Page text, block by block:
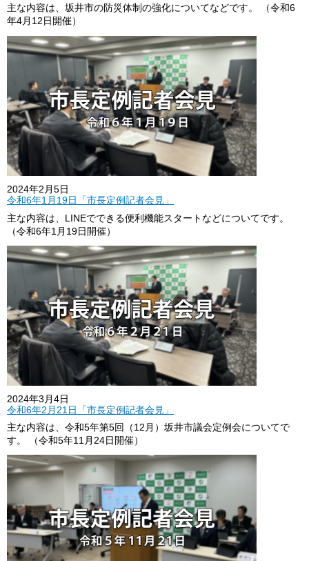
主な内容は、坂井市の防災体制の強化についてなどです。 （令和6
年4月12日開催）
2024年2月5日
令和6年1月19日「市長定例記者会見」
主な内容は、LINEでできる便利機能スタートなどについてです。
（令和6年1月19日開催）
2024年3月4日
令和6年2月21日「市長定例記者会見」
主な内容は、令和5年第5回（12月）坂井市議会定例会についてで
す。 （令和5年11月24日開催）